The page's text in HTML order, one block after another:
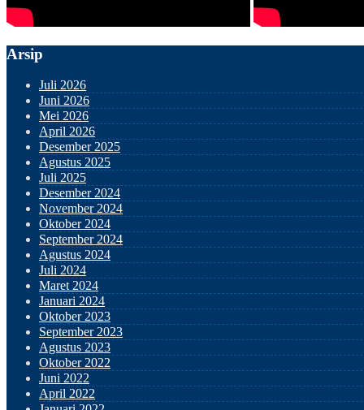
Arsip
Juli 2026
Juni 2026
Mei 2026
April 2026
Desember 2025
Agustus 2025
Juli 2025
Desember 2024
November 2024
Oktober 2024
September 2024
Agustus 2024
Juli 2024
Maret 2024
Januari 2024
Oktober 2023
September 2023
Agustus 2023
Oktober 2022
Juni 2022
April 2022